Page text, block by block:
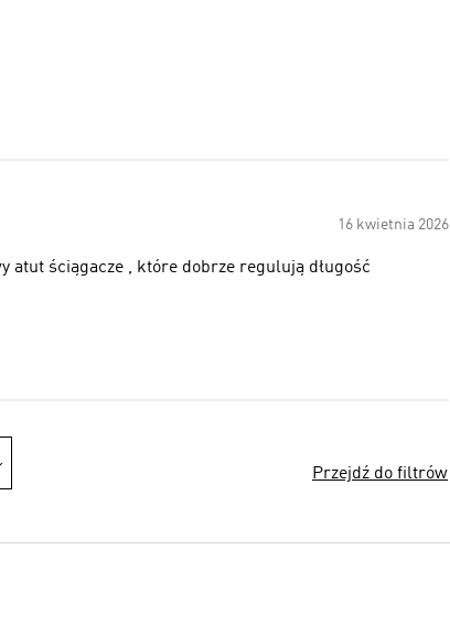
16 kwietnia 2026
atut ściągacze , które dobrze regulują długość
Przejdź do filtrów